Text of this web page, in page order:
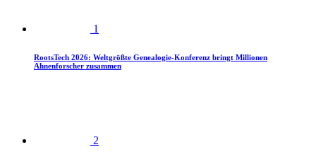
1
RootsTech 2026: Weltgrößte Genealogie-Konferenz bringt Millionen
Ahnenforscher zusammen
2